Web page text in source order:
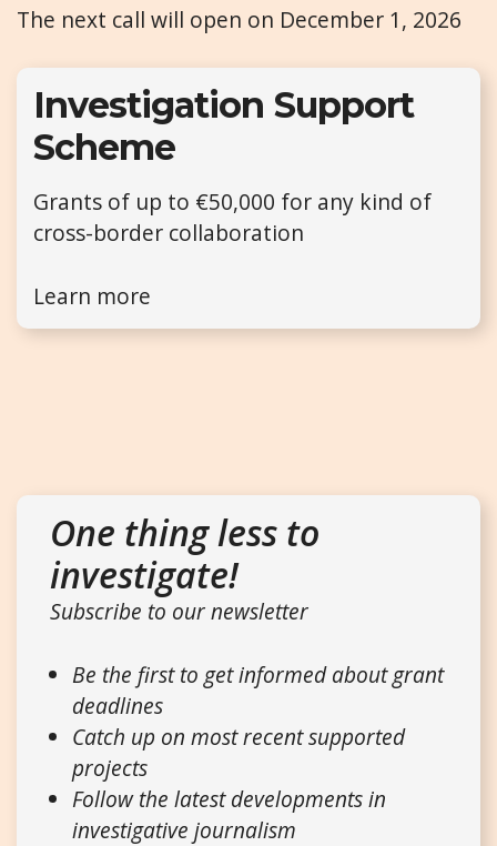
The next call will open on December 1, 2026
Investigation Support
Scheme
Grants of up to €50,000 for any kind of
cross-border collaboration
Learn more
One thing less to
investigate!
Subscribe to our newsletter
Be the first to get informed about grant
deadlines
Catch up on most recent supported
projects
Follow the latest developments in
investigative journalism